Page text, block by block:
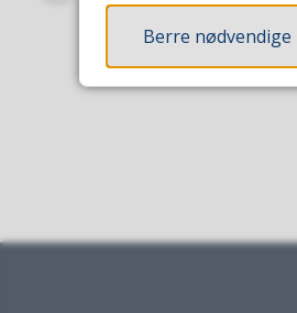
Del på Facebook
Del på Twitter
Del påTips
Berre nødvendige